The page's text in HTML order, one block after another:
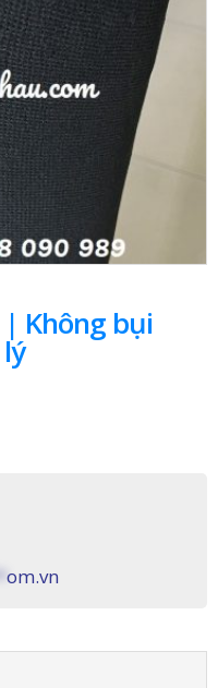
Không bụi
om.vn